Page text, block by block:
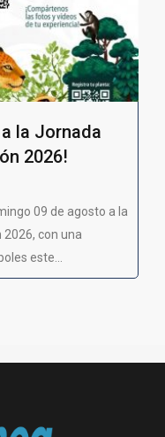
la Jornada
2026!
09 de agosto a la
con una
este...